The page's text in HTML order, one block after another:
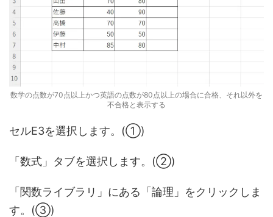
数学の点数が70点以上かつ英語の点数が80点以上の場合に合格、それ以外を
不合格と表示する
セルE3を選択します。(①)
「数式」タブを選択します。(②)
「関数ライブラリ」にある「論理」をクリックしま
す。(③)